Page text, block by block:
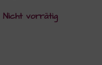
Nicht vorrätig